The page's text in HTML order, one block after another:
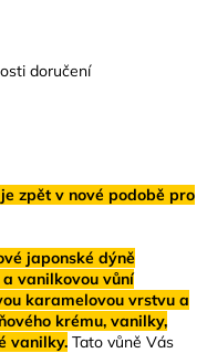
doručení
zpět v nové podobě pro
japonské dýně
vanilkovou vůní
karamelovou vrstvu a
krému, vanilky,
vanilky. Tato vůně Vás